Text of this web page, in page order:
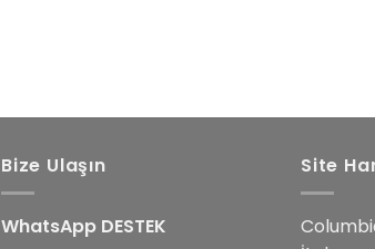
Bize Ulaşın
WhatsApp DESTEK
Site